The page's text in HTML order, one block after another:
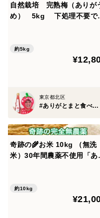
自然栽培 完熟梅（ありが
め） 5kg 下処理不要で
い しかも完成も早いよ！
約5kg
東京都北区
#ありがとまと食べチョク店
奇跡の🌾お米 10kg （無洗
米）30年間農薬不使用「あ
もみから育て、除草剤、殺虫
剤、化学肥料無使用（残り
約10kg